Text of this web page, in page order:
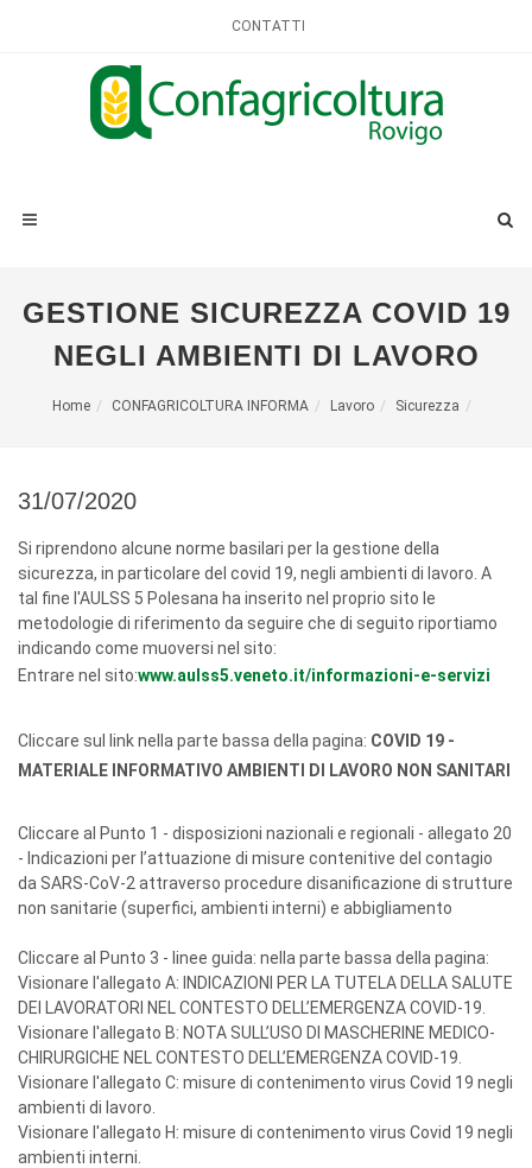
CONTATTI
GESTIONE SICUREZZA COVID 19
NEGLI AMBIENTI DI LAVORO
Home CONFAGRICOLTURA INFORMA Lavoro Sicurezza
31/07/2020
Si riprendono alcune norme basilari per la gestione della
sicurezza, in particolare del covid 19, negli ambienti di lavoro. A
tal fine l'AULSS 5 Polesana ha inserito nel proprio sito le
metodologie di riferimento da seguire che di seguito riportiamo
indicando come muoversi nel sito:
Entrare nel sito:www.aulss5.veneto.it/informazioni-e-servizi
Cliccare sul link nella parte bassa della pagina: COVID 19 -
MATERIALE INFORMATIVO AMBIENTI DI LAVORO NON SANITARI
Cliccare al Punto 1 - disposizioni nazionali e regionali - allegato 20
- Indicazioni per l’attuazione di misure contenitive del contagio
da SARS-CoV-2 attraverso procedure disanificazione di strutture
non sanitarie (superfici, ambienti interni) e abbigliamento
Cliccare al Punto 3 - linee guida: nella parte bassa della pagina:
Visionare l'allegato A: INDICAZIONI PER LA TUTELA DELLA SALUTE
DEI LAVORATORI NEL CONTESTO DELL’EMERGENZA COVID-19.
Visionare l'allegato B: NOTA SULL’USO DI MASCHERINE MEDICO-
CHIRURGICHE NEL CONTESTO DELL’EMERGENZA COVID-19.
Visionare l'allegato C: misure di contenimento virus Covid 19 negli
ambienti di lavoro.
Visionare l'allegato H: misure di contenimento virus Covid 19 negli
ambienti interni.